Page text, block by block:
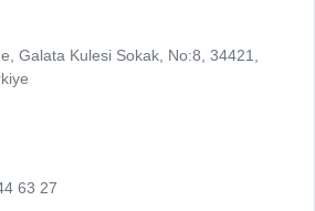
Galata Kulesi Sokak, No:8, 34421,
63 27